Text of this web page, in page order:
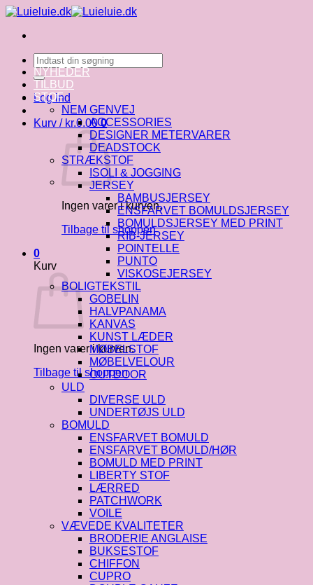
Fortsæt
indhold
Søg
efter:
Log ind
Kurv / kr.0.00 0
Ingen varer i kurven.
Tilbage til shoppen
0
Kurv
Ingen varer i kurven.
Tilbage til shoppen
NYHEDER
TILBUD
STOF
NEM GENVEJ
ACCESSORIES
DESIGNER METERVARER
DEADSTOCK
STRÆKSTOF
ISOLI & JOGGING
JERSEY
BAMBUSJERSEY
ENSFARVET BOMULDSJERSEY
BOMULDSJERSEY MED PRINT
RIB-JERSEY
POINTELLE
PUNTO
VISKOSEJERSEY
BOLIGTEKSTIL
GOBELIN
HALVPANAMA
KANVAS
KUNST LÆDER
MØBELSTOF
MØBELVELOUR
OUTDOOR
ULD
DIVERSE ULD
UNDERTØJS ULD
BOMULD
ENSFARVET BOMULD
ENSFARVET BOMULD/HØR
BOMULD MED PRINT
LIBERTY STOF
LÆRRED
PATCHWORK
VOILE
VÆVEDE KVALITETER
BRODERIE ANGLAISE
BUKSESTOF
CHIFFON
CUPRO